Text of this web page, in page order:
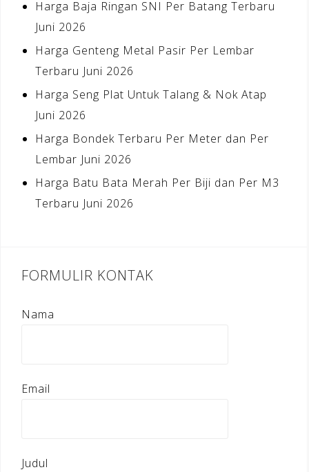
Harga Baja Ringan SNI Per Batang Terbaru
Juni 2026
Harga Genteng Metal Pasir Per Lembar
Terbaru Juni 2026
Harga Seng Plat Untuk Talang & Nok Atap
Juni 2026
Harga Bondek Terbaru Per Meter dan Per
Lembar Juni 2026
Harga Batu Bata Merah Per Biji dan Per M3
Terbaru Juni 2026
FORMULIR KONTAK
Nama
Email
Judul